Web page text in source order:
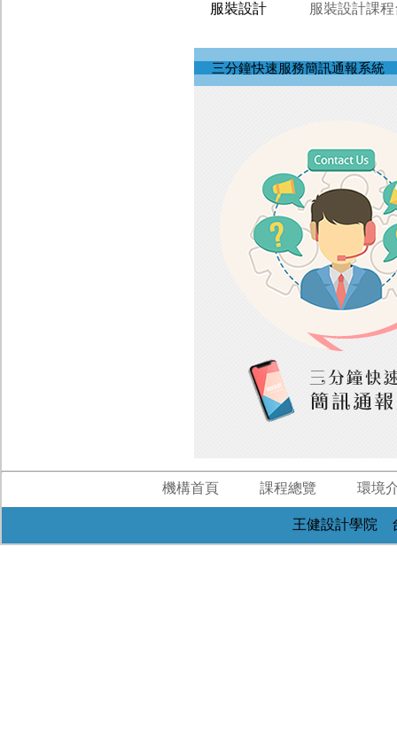
服裝設計
服裝設計課
三分鐘快速服務簡訊通報系統
機構首頁 課程總覽 環境
王健設計學院